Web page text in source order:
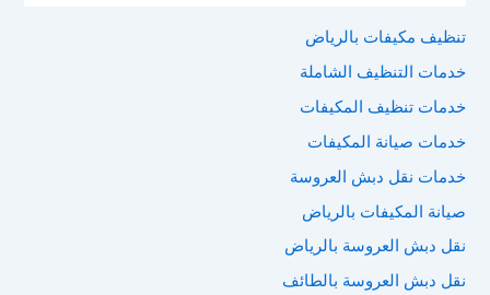
تنظيف مكيفات بالرياض
خدمات التنظيف الشاملة
خدمات تنظيف المكيفات
خدمات صيانة المكيفات
خدمات نقل دبش العروسة
صيانة المكيفات بالرياض
نقل دبش العروسة بالرياض
نقل دبش العروسة بالطائف